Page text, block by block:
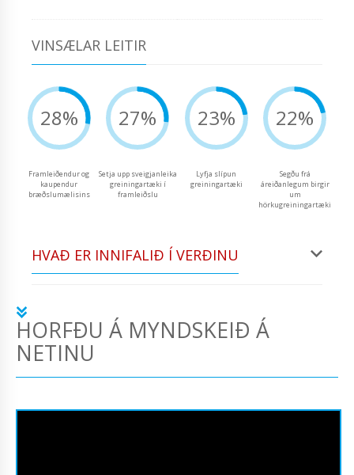
VINSÆLAR LEITIR
28%
Framleiðendur og
kaupendur
bræðslumælisins
27%
Setja upp sveigjanleika
greiningartæki í
framleiðslu
23%
Lyfja slípun
greiningartæki
22%
Segðu frá
áreiðanlegum birgir
um
hörkugreiningartæki
HVAÐ ER INNIFALIÐ Í VERÐINU
HORFÐU Á MYNDSKEIÐ Á
NETINU